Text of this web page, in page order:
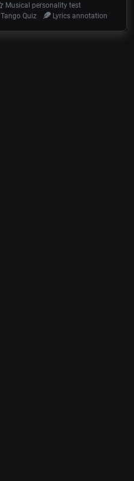
Musical personality test
Tango Quiz Lyrics annotation